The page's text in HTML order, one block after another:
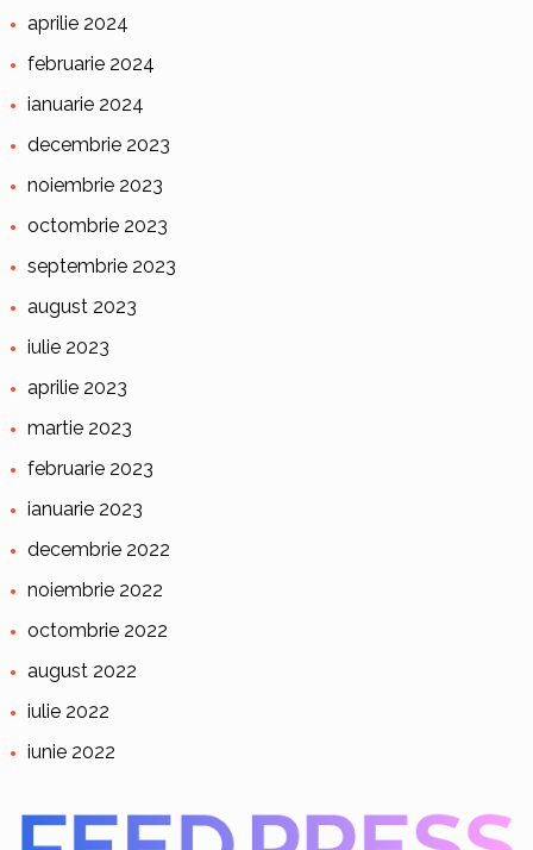
aprilie 2024
februarie 2024
ianuarie 2024
decembrie 2023
noiembrie 2023
octombrie 2023
septembrie 2023
august 2023
iulie 2023
aprilie 2023
martie 2023
februarie 2023
ianuarie 2023
decembrie 2022
noiembrie 2022
octombrie 2022
august 2022
iulie 2022
iunie 2022